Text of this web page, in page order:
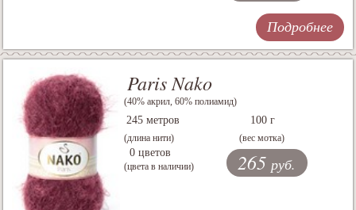
Подробнее
Paris Nako
(40% акрил, 60% полиамид)
245 метров
(длина нити)
100 г
(вес мотка)
0 цветов
(цвета в наличии) 265 руб.